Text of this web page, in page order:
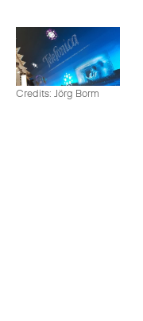
Credits: Jörg Borm